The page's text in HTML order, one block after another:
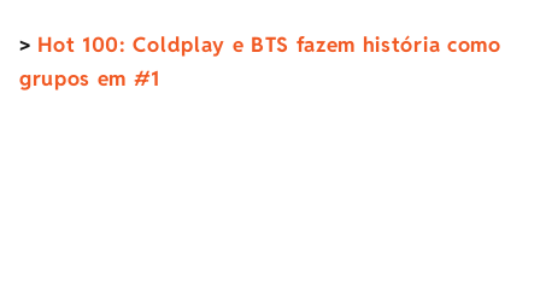
> Hot 100: Coldplay e BTS fazem história como
grupos em #1